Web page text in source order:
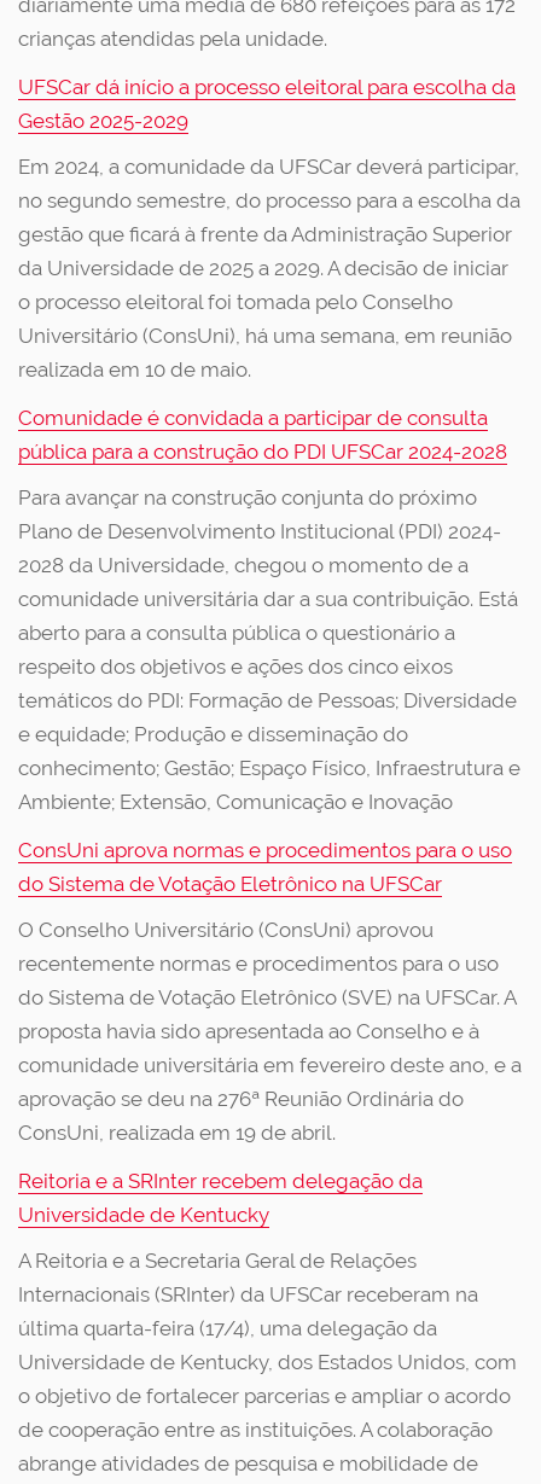
diariamente uma média de 680 refeições para as 172
crianças atendidas pela unidade.
UFSCar dá início a processo eleitoral para escolha da
Gestão 2025-2029
Em 2024, a comunidade da UFSCar deverá participar,
no segundo semestre, do processo para a escolha da
gestão que ficará à frente da Administração Superior
da Universidade de 2025 a 2029. A decisão de iniciar
o processo eleitoral foi tomada pelo Conselho
Universitário (ConsUni), há uma semana, em reunião
realizada em 10 de maio.
Comunidade é convidada a participar de consulta
pública para a construção do PDI UFSCar 2024-2028
Para avançar na construção conjunta do próximo
Plano de Desenvolvimento Institucional (PDI) 2024-
2028 da Universidade, chegou o momento de a
comunidade universitária dar a sua contribuição. Está
aberto para a consulta pública o questionário a
respeito dos objetivos e ações dos cinco eixos
temáticos do PDI: Formação de Pessoas; Diversidade
e equidade; Produção e disseminação do
conhecimento; Gestão; Espaço Físico, Infraestrutura e
Ambiente; Extensão, Comunicação e Inovação
ConsUni aprova normas e procedimentos para o uso
do Sistema de Votação Eletrônico na UFSCar
O Conselho Universitário (ConsUni) aprovou
recentemente normas e procedimentos para o uso
do Sistema de Votação Eletrônico (SVE) na UFSCar. A
proposta havia sido apresentada ao Conselho e à
comunidade universitária em fevereiro deste ano, e a
aprovação se deu na 276ª Reunião Ordinária do
ConsUni, realizada em 19 de abril.
Reitoria e a SRInter recebem delegação da
Universidade de Kentucky
A Reitoria e a Secretaria Geral de Relações
Internacionais (SRInter) da UFSCar receberam na
última quarta-feira (17/4), uma delegação da
Universidade de Kentucky, dos Estados Unidos, com
o objetivo de fortalecer parcerias e ampliar o acordo
de cooperação entre as instituições. A colaboração
abrange atividades de pesquisa e mobilidade de